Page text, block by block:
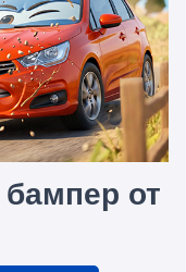
бампер от